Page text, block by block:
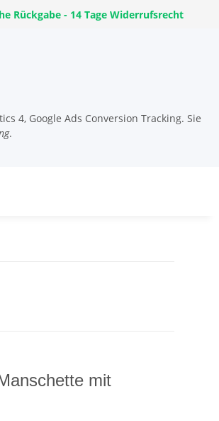
Rückgabe - 14 Tage Widerrufsrecht
4, Google Ads Conversion Tracking. Sie
.
mit